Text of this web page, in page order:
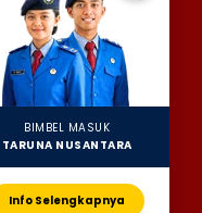
BIMBEL MASUK
TARUNA NUSANTARA
Info Selengkapnya